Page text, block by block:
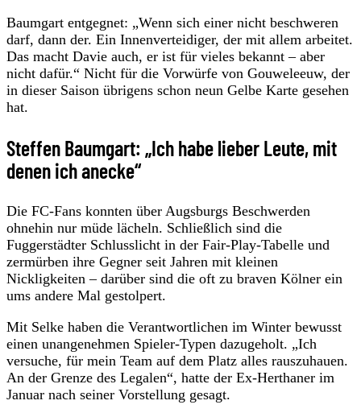
Baumgart entgegnet: „Wenn sich einer nicht beschweren
darf, dann der. Ein Innenverteidiger, der mit allem arbeitet.
Das macht Davie auch, er ist für vieles bekannt – aber
nicht dafür.“ Nicht für die Vorwürfe von Gouweleeuw, der
in dieser Saison übrigens schon neun Gelbe Karte gesehen
hat.
Steffen Baumgart: „Ich habe lieber Leute, mit
denen ich anecke“
Die FC-Fans konnten über Augsburgs Beschwerden
ohnehin nur müde lächeln. Schließlich sind die
Fuggerstädter Schlusslicht in der Fair-Play-Tabelle und
zermürben ihre Gegner seit Jahren mit kleinen
Nickligkeiten – darüber sind die oft zu braven Kölner ein
ums andere Mal gestolpert.
Mit Selke haben die Verantwortlichen im Winter bewusst
einen unangenehmen Spieler-Typen dazugeholt. „Ich
versuche, für mein Team auf dem Platz alles rauszuhauen.
An der Grenze des Legalen“, hatte der Ex-Herthaner im
Januar nach seiner Vorstellung gesagt.